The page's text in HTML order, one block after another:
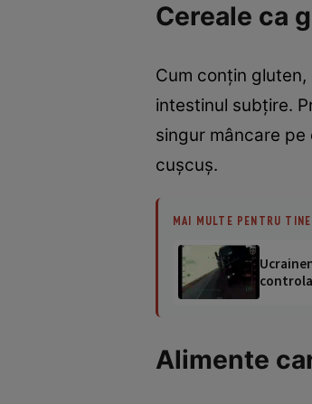
Cereale ca
Cum conțin
intestinul subțire.
singur mâncare
cușcuș.
MAI MULTE PENTRU TINE
Alimente